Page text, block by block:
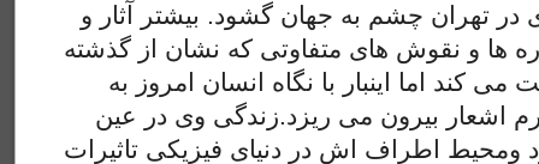
در تهران چشم به جهان گشود. بیشتر آثار و
ها و نقوش های متفاوتی که نشان از گذشته
می کند اما اینبار با نگاه انسان امروز به
اشعار بیرون می ریزد.زندگی وی در عین
اطراف اش در دنیای فیزیکی تاثیرات